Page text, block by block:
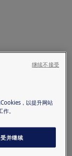
，以提升网站
。
并继续
继续不接受